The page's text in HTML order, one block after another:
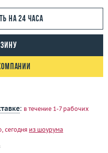
на 24 часа
: в течение 1-7 рабочих
сегодня из шоурума